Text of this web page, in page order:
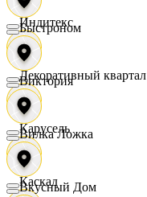
Индитекс
Декоративный квартал
Карусель
Каскад
Быстроном
Виктория
Вилка Ложка
Вкусный Дом